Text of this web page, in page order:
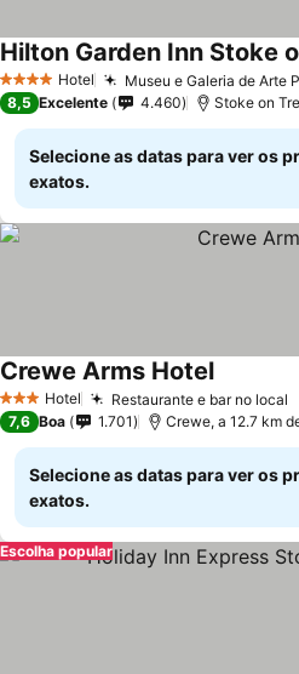
4 EstrelasHotel Museu e Galeria de Arte
Hilton Garden Inn Stoke
8,5 Excelente 4.460 Stoke on
Selecione as datas para ver os
exatos.
3 EstrelasHotel Restaurante e bar no local
Crewe Arms Hotel
7,6 Boa 1.701 Crewe, a 12.7 km
Selecione as datas para ver os
exatos.
Escolha popular